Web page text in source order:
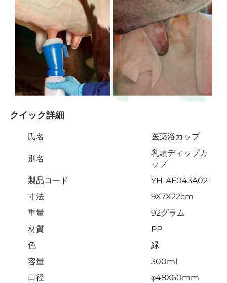
クイック詳細
氏名 医薬浴カップ
別名
乳頭ディップカ
ップ
製品コード
YH-AF043A02
寸法
9X7X22cm
重量
92グラム
材質
PP
色
緑
容量
300ml
口径
φ48X60mm